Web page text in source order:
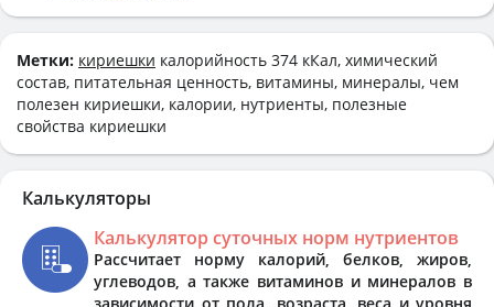
Метки: кириешки калорийность 374 кКал, химический
состав, питательная ценность, витамины, минералы, чем
полезен кириешки, калории, нутриенты, полезные
свойства кириешки
Калькуляторы
Калькулятор суточных норм нутриентов
Рассчитает норму калорий, белков, жиров,
углеводов, а также витаминов и минералов в